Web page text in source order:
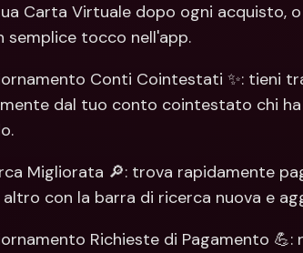
Carta Virtuale dopo ogni acquisto,
semplice tocco nell'app.
Conti Cointestati ✨: tieni
dal tuo conto cointestato chi
Migliorata 🔎: trova rapidamente
con la barra di ricerca nuova e
Richieste di Pagamento